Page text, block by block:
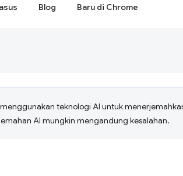
Blog Baru di Chrome
teknologi AI untuk
AI mungkin mengandung kesalahan.